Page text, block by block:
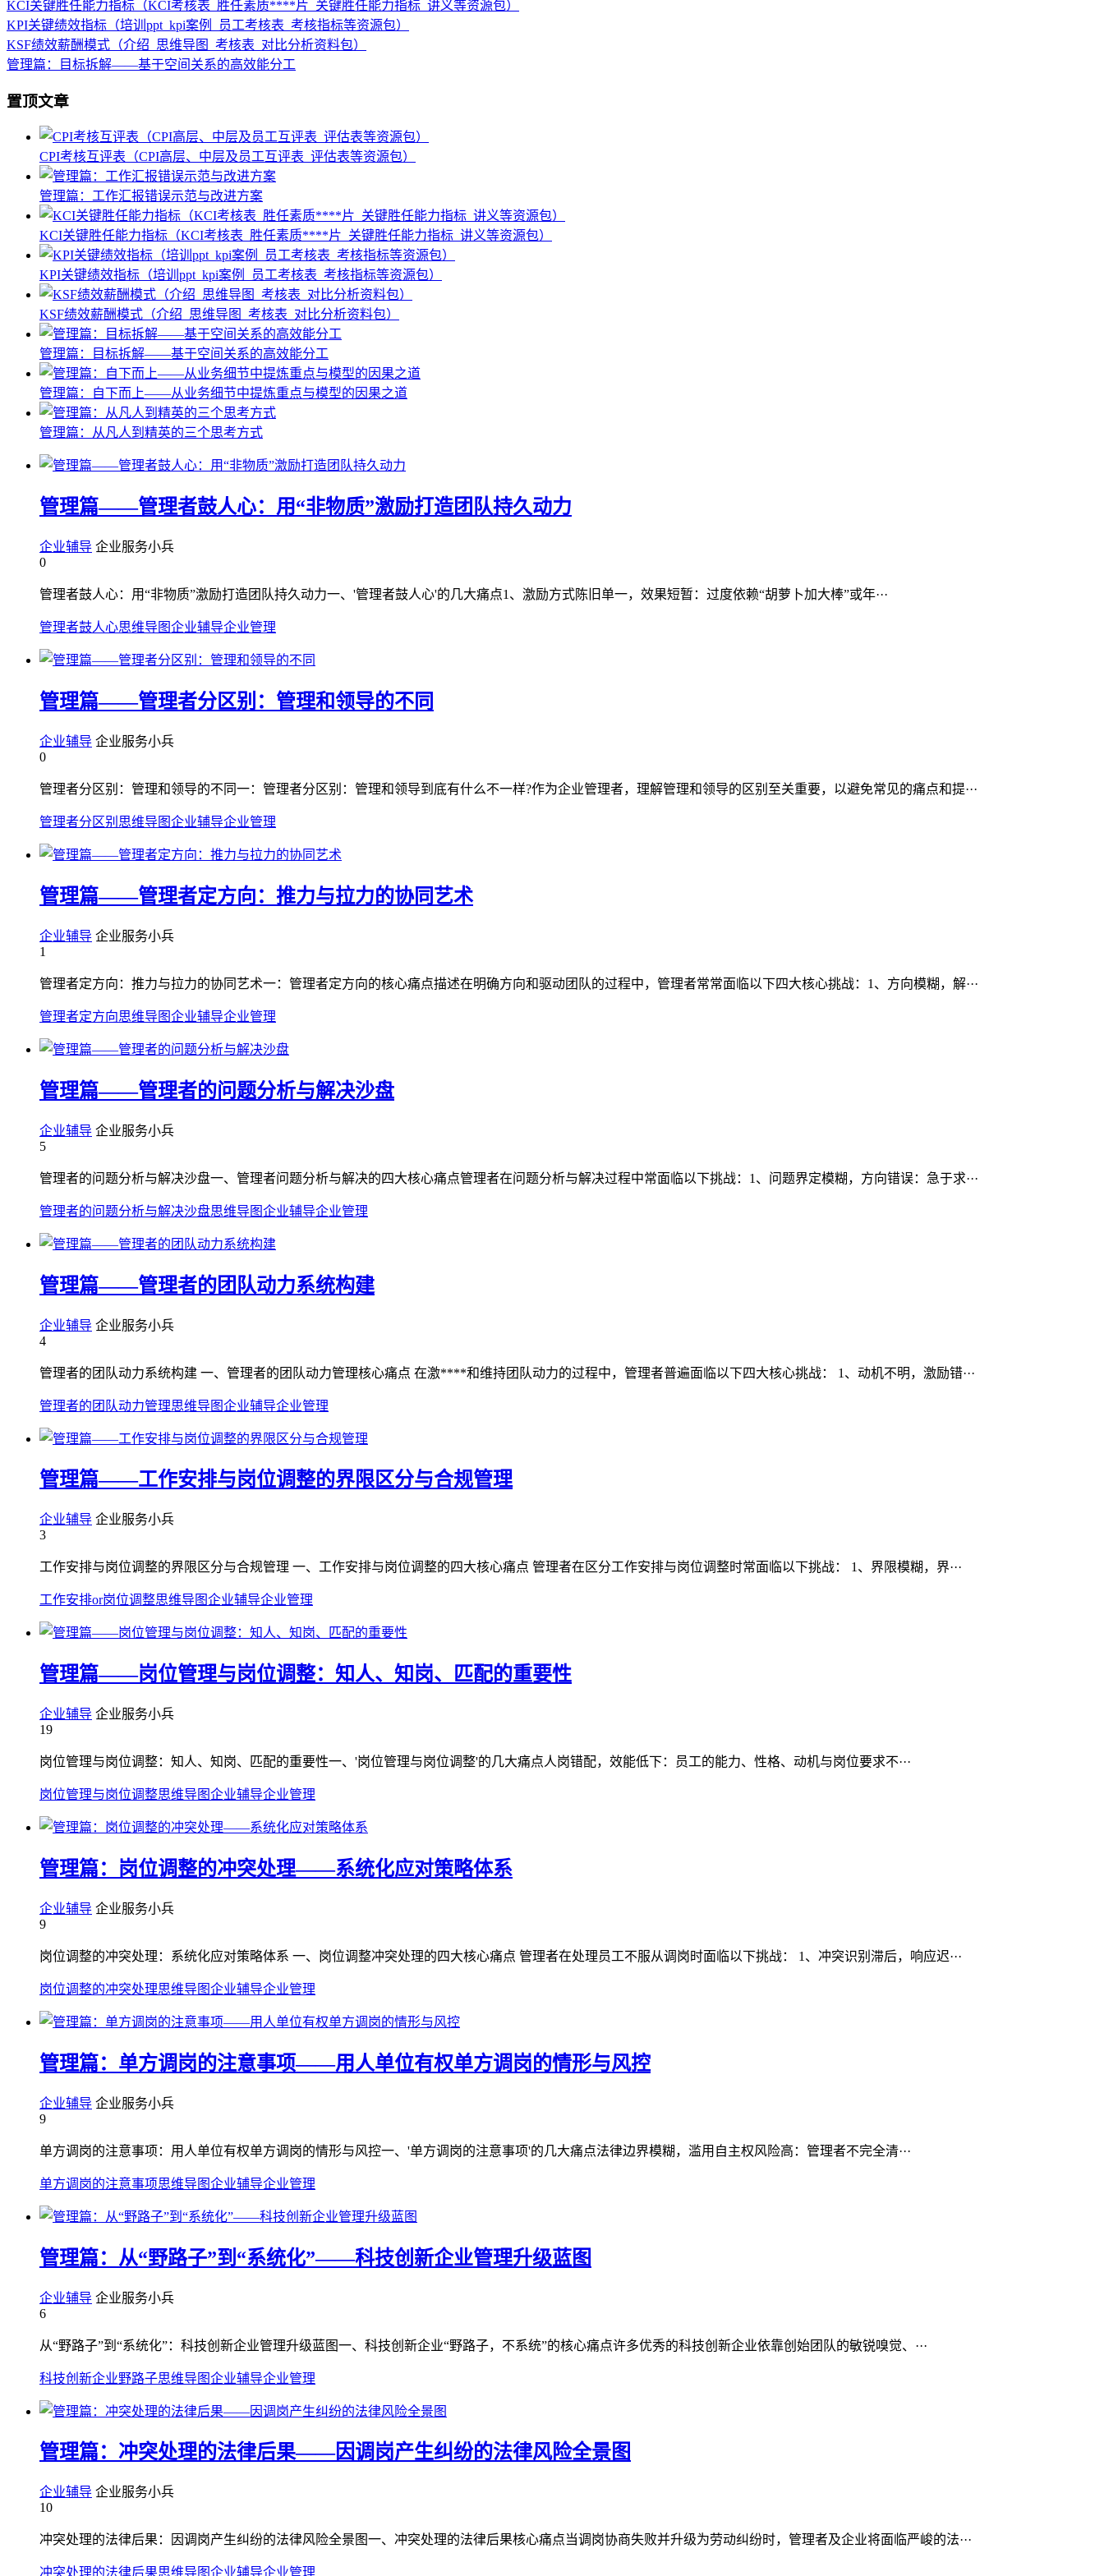
KCI关键胜任能力指标（KCI考核表_胜任素质****片_关键胜任能力指标_讲义等资源包）
KPI关键绩效指标（培训ppt_kpi案例_员工考核表_考核指标等资源包）
KSF绩效薪酬模式（介绍_思维导图_考核表_对比分析资料包）
管理篇：目标拆解——基于空间关系的高效能分工
置顶文章
CPI考核互评表（CPI高层、中层及员工互评表_评估表等资源包）
管理篇：工作汇报错误示范与改进方案
KCI关键胜任能力指标（KCI考核表_胜任素质****片_关键胜任能力指标_讲义等资源包）
KPI关键绩效指标（培训ppt_kpi案例_员工考核表_考核指标等资源包）
KSF绩效薪酬模式（介绍_思维导图_考核表_对比分析资料包）
管理篇：目标拆解——基于空间关系的高效能分工
管理篇：自下而上——从业务细节中提炼重点与模型的因果之道
管理篇：从凡人到精英的三个思考方式
管理篇——管理者鼓人心：用“非物质”激励打造团队持久动力
企业辅导 企业服务小兵
0
管理者鼓人心：用“非物质”激励打造团队持久动力一、'管理者鼓人心'的几大痛点1、激励方式陈旧单一，效果短暂：过度依赖“胡萝卜加大棒”或年···
管理者鼓人心思维导图企业辅导企业管理
管理篇——管理者分区别：管理和领导的不同
企业辅导 企业服务小兵
0
管理者分区别：管理和领导的不同一：管理者分区别：管理和领导到底有什么不一样?作为企业管理者，理解管理和领导的区别至关重要，以避免常见的痛点和提···
管理者分区别 思维导图企业辅导企业管理
管理篇——管理者定方向：推力与拉力的协同艺术
企业辅导 企业服务小兵
1
管理者定方向：推力与拉力的协同艺术一：管理者定方向的核心痛点描述在明确方向和驱动团队的过程中，管理者常常面临以下四大核心挑战：1、方向模糊，解···
管理者定方向思维导图企业辅导企业管理
管理篇——管理者的问题分析与解决沙盘
企业辅导 企业服务小兵
5
管理者的问题分析与解决沙盘一、管理者问题分析与解决的四大核心痛点管理者在问题分析与解决过程中常面临以下挑战：1、问题界定模糊，方向错误：急于求···
管理者的问题分析与解决沙盘思维导图企业辅导企业管理
管理篇——管理者的团队动力系统构建
企业辅导 企业服务小兵
4
管理者的团队动力系统构建 一、管理者的团队动力管理核心痛点 在激****和维持团队动力的过程中，管理者普遍面临以下四大核心挑战： 1、动机不明，激励错···
管理者的团队动力管理思维导图企业辅导企业管理
管理篇——工作安排与岗位调整的界限区分与合规管理
企业辅导 企业服务小兵
3
工作安排与岗位调整的界限区分与合规管理 一、工作安排与岗位调整的四大核心痛点 管理者在区分工作安排与岗位调整时常面临以下挑战： 1、界限模糊，界···
工作安排or岗位调整思维导图企业辅导企业管理
管理篇——岗位管理与岗位调整：知人、知岗、匹配的重要性
企业辅导 企业服务小兵
19
岗位管理与岗位调整：知人、知岗、匹配的重要性一、'岗位管理与岗位调整'的几大痛点人岗错配，效能低下：员工的能力、性格、动机与岗位要求不···
岗位管理与岗位调整思维导图企业辅导企业管理
管理篇：岗位调整的冲突处理——系统化应对策略体系
企业辅导 企业服务小兵
9
岗位调整的冲突处理：系统化应对策略体系 一、岗位调整冲突处理的四大核心痛点 管理者在处理员工不服从调岗时面临以下挑战： 1、冲突识别滞后，响应迟···
岗位调整的冲突处理思维导图企业辅导企业管理
管理篇：单方调岗的注意事项——用人单位有权单方调岗的情形与风控
企业辅导 企业服务小兵
9
单方调岗的注意事项：用人单位有权单方调岗的情形与风控一、'单方调岗的注意事项'的几大痛点法律边界模糊，滥用自主权风险高：管理者不完全清···
单方调岗的注意事项思维导图企业辅导企业管理
管理篇：从“野路子”到“系统化”——科技创新企业管理升级蓝图
企业辅导 企业服务小兵
6
从“野路子”到“系统化”：科技创新企业管理升级蓝图一、科技创新企业“野路子，不系统”的核心痛点许多优秀的科技创新企业依靠创始团队的敏锐嗅觉、···
科技创新企业野路子思维导图企业辅导企业管理
管理篇：冲突处理的法律后果——因调岗产生纠纷的法律风险全景图
企业辅导 企业服务小兵
10
冲突处理的法律后果：因调岗产生纠纷的法律风险全景图一、冲突处理的法律后果核心痛点当调岗协商失败并升级为劳动纠纷时，管理者及企业将面临严峻的法···
冲突处理的法律后果思维导图企业辅导企业管理